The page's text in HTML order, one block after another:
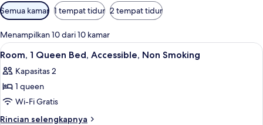
Filter
tersedia
untuk
kamar
Semua kamar 1 tempat tidur 2 tempat tidur
Menampilkan 10 dari 10 kamar
Lihat
semua
foto
untuk
Room,
1
Kamar mandi | Kombinasi shower/
1
Room, 1 Queen Bed, Accessible, Non Smoking
Kapasitas 2
1 queen
Wi-Fi Gratis
Rincian selengkapnya
Rincian